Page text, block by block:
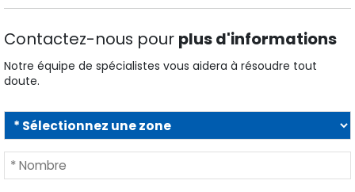
Contactez-nous pour plus d'informations
Notre équipe de spécialistes vous aidera à résoudre tout
doute.